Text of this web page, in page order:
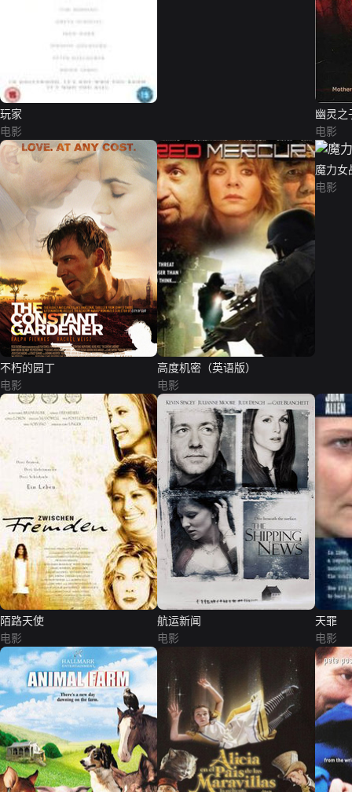
玩家
电影
幽灵之
电影
不朽的园丁
电影
高度机密（英语版）
电影
魔力女
电影
陌路天使
电影
航运新闻
电影
天罪
电影